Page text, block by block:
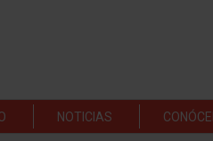
NOTICIAS